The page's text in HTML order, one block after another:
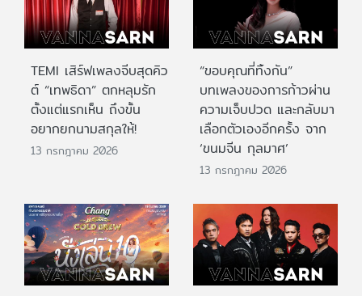
TEMI เสิร์ฟเพลงจีบสุดคิว
ต์ “เทพธิดา” ตกหลุมรัก
ตั้งแต่แรกเห็น ถึงขั้น
อยากยกนามสกุลให้!
13 กรกฎาคม 2026
“ขอบคุณที่ทิ้งกัน”
บทเพลงของการก้าวผ่าน
ความเจ็บปวด และกลับมา
เลือกตัวเองอีกครั้ง จาก
‘ขนมจีน กุลมาศ’
13 กรกฎาคม 2026